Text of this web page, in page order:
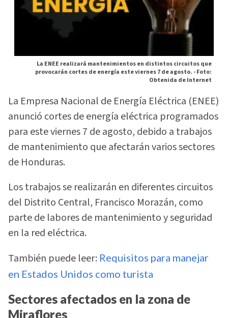
La ENEE realizará mantenimientos en distintos circuitos que
provocarán cortes de energía este viernes 7 de agosto. -Foto:
Obtenida de Internet
La Empresa Nacional de Energía Eléctrica (ENEE)
anunció cortes de energía eléctrica programados
para este viernes 7 de agosto, debido a trabajos
de mantenimiento que afectarán varios sectores
de Honduras.
Los trabajos se realizarán en diferentes circuitos
del Distrito Central, Francisco Morazán, como
parte de labores de mantenimiento y seguridad
en la red eléctrica.
También puede leer: Requisitos para manejar
en Estados Unidos como turista
Sectores afectados en la zona de
Miraflores